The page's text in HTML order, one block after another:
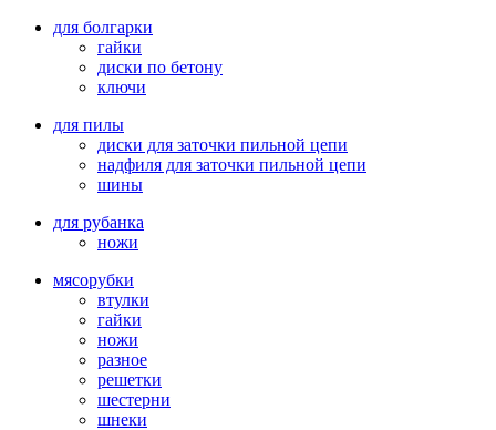
для болгарки
гайки
диски по бетону
ключи
для пилы
диски для заточки пильной цепи
надфиля для заточки пильной цепи
шины
для рубанка
ножи
мясорубки
втулки
гайки
ножи
разное
решетки
шестерни
шнеки